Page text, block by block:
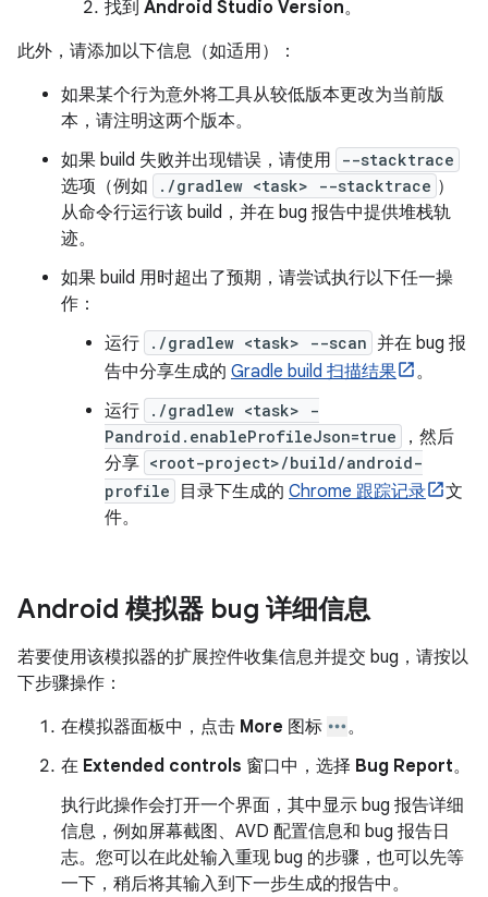
找到 Android Studio Version。
此外，请添加以下信息（如适用）：
如果某个行为意外将工具从较低版本更改为当前版
本，请注明这两个版本。
如果 build 失败并出现错误，请使用
--stacktrace
选项（例如 ./gradlew <task> --stacktrace ）
从命令行运行该 build，并在 bug 报告中提供堆栈轨
迹。
如果 build 用时超出了预期，请尝试执行以下任一操
作：
运行
./gradlew <task> --scan 并在 bug 报
告中分享生成的 Gradle build 扫描结果
。
运行
./gradlew <task> -
Pandroid.enableProfileJson=true
，然后
分享 <root-project>/build/android-
profile
目录下生成的 Chrome 跟踪记录
文
件。
Android 模拟器 bug 详细信息
若要使用该模拟器的扩展控件收集信息并提交 bug，请按以
下步骤操作：
在模拟器面板中，点击 More 图标
。
在 Extended controls 窗口中，选择 Bug Report。
执行此操作会打开一个界面，其中显示 bug 报告详细
信息，例如屏幕截图、AVD 配置信息和 bug 报告日
志。您可以在此处输入重现 bug 的步骤，也可以先等
一下，稍后将其输入到下一步生成的报告中。